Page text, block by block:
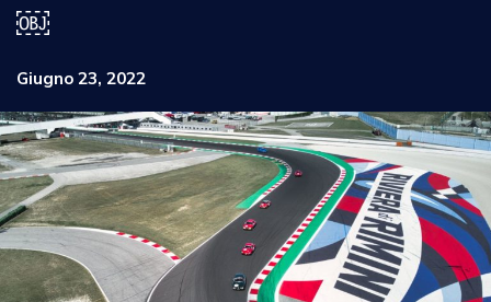
￼
Giugno 23, 2022